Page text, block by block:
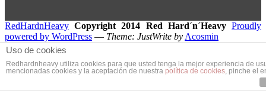
RedHardnHeavy Copyright 2014 Red Hard´n´Heavy Proudly
powered by WordPress — Theme: JustWrite byAcosmin
Uso de cookies
Redhardnheavy utiliza cookies para que usted tenga la mejor experiencia de
mencionadas cookies y la aceptación de nuestra política de cookies, pinche el